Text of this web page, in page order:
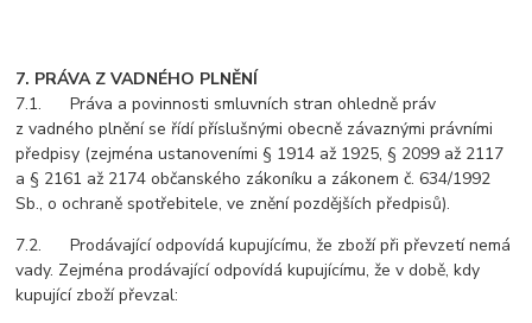
7. PRÁVA Z VADNÉHO PLNĚNÍ
7.1. Práva a povinnosti smluvních stran ohledně práv
z vadného plnění se řídí příslušnými obecně závaznými právními
předpisy (zejména ustanoveními § 1914 až 1925, § 2099 až 2117
a § 2161 až 2174 občanského zákoníku a zákonem č. 634/1992
Sb., o ochraně spotřebitele, ve znění pozdějších předpisů).
7.2. Prodávající odpovídá kupujícímu, že zboží při převzetí nemá
vady. Zejména prodávající odpovídá kupujícímu, že v době, kdy
kupující zboží převzal: